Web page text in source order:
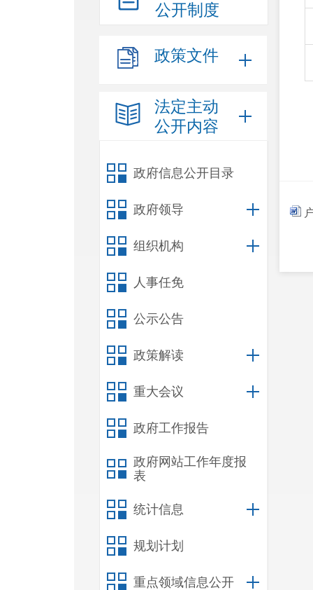
公开制度
政策文件
法定主动
公开内容
政府信息公开目录
政府领导
组织机构
人事任免
公示公告
政策解读
重大会议
政府工作报告
政府网站工作年度报
表
统计信息
规划计划
重点领域信息公开